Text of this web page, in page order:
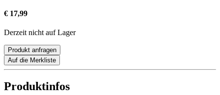
€ 17,99
Derzeit nicht auf Lager
Produkt anfragen
Auf die Merkliste
Produktinfos